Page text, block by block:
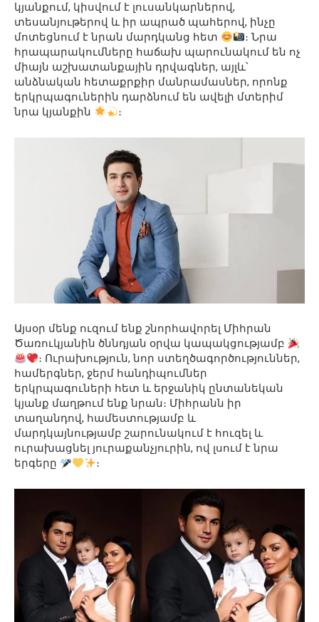
կյանքում, կիսվում է լուսանկարներով,
տեսանյութերով և իր ապրած պահերով, ինչը
մոտեցնում է նրան մարդկանց հետ
։ Նրա
հրապարակումները հաճախ պարունակում են ոչ
միայն աշխատանքային դրվագներ, այլև՝
անձնական հետաքրքիր մանրամասներ, որոնք
երկրպագուներին դարձնում են ավելի մտերիմ
նրա կյանքին
։
Այսօր մենք ուզում ենք շնորհավորել Միհրան
Ծառուկյանին ծննդյան օրվա կապակցությամբ
։ Ուրախություն, նոր ստեղծագործություններ,
համերգներ, ջերմ հանդիպումներ
երկրպագուների հետ և երջանիկ ընտանեկան
կյանք մաղթում ենք նրան։ Միհրանն իր
տաղանդով, համեստությամբ և
մարդկայնությամբ շարունակում է հուզել և
ուրախացնել յուրաքանչյուրին, ով լսում է նրա
երգերը
։